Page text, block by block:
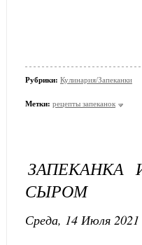
Рубрики: Кулинария/Запеканки
Метки: рецепты запеканок
ЗАПЕКАНКА
СЫРОМ
Среда, 14 Июля